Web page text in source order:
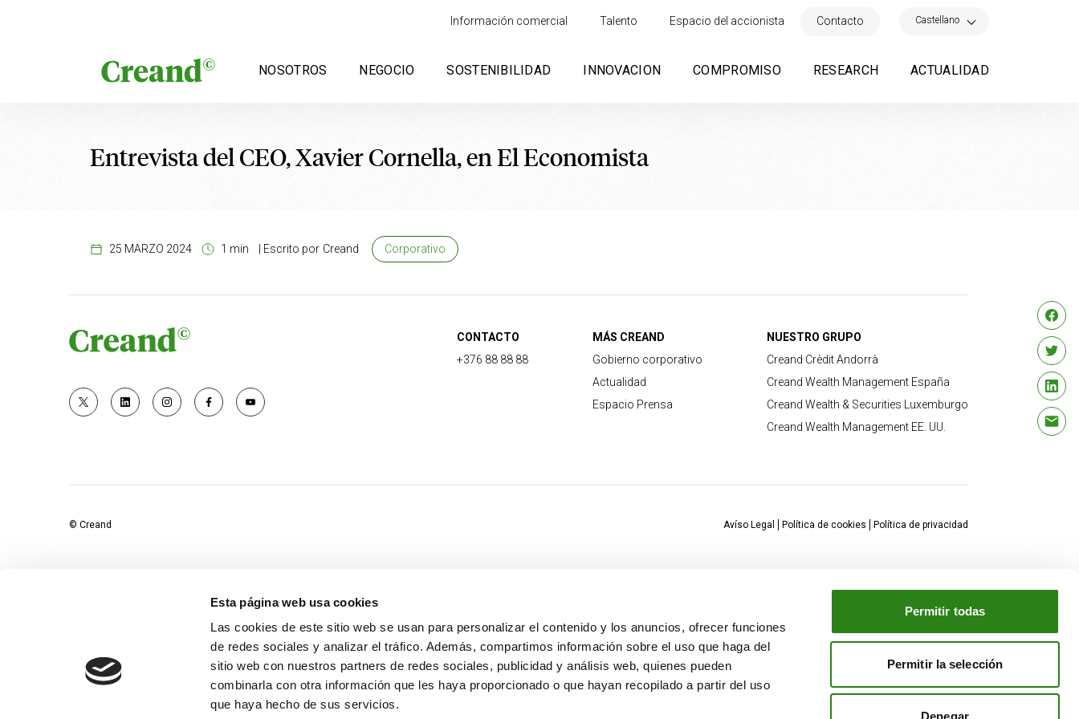
Esta página web usa cookies
Las cookies de este sitio web se usan para personalizar el contenido y los anuncios, ofrecer funciones
de redes sociales y analizar el tráfico. Además, compartimos información sobre el uso que haga del
sitio web con nuestros partners de redes sociales, publicidad y análisis web, quienes pueden
combinarla con otra información que les haya proporcionado o que hayan recopilado a partir del uso
que haya hecho de sus servicios.
Permitir todas
Permitir la selección
Denegar
Información comercial Talento Espacio del accionista Contacto Castellano
NOSOTROS NEGOCIO SOSTENIBILIDAD INNOVACION COMPROMISO RESEARCH ACTUALIDAD
Entrevista del CEO, Xavier Cornella, en El Economista
25 MARZO 2024 1 min Escrito por Creand Corporativo
CONTACTO
+376 88 88 88
MÁS CREAND
Gobierno corporativo
Actualidad
Espacio Prensa
NUESTRO GRUPO
Creand Crèdit Andorrà
Creand Wealth Management España
Creand Wealth & Securities Luxemburgo
Creand Wealth Management EE. UU.
© Creand Avíso Legal Política de cookies Política de privacidad